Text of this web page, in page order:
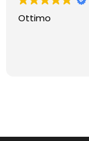
Ottimo